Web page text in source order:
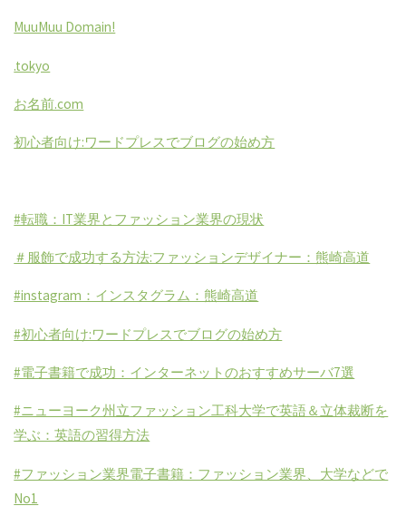
MuuMuu Domain!
.tokyo
お名前.com
初心者向け:ワードプレスでブログの始め方
#転職：IT業界とファッション業界の現状
＃服飾で成功する方法:ファッションデザイナー：熊崎高道
#instagram：インスタグラム：熊崎高道
#初心者向け:ワードプレスでブログの始め方
#電子書籍で成功：インターネットのおすすめサーバ7選
#ニューヨーク州立ファッション工科大学で英語＆立体裁断を
学ぶ：英語の習得方法
#ファッション業界電子書籍：ファッション業界、大学などで
No1